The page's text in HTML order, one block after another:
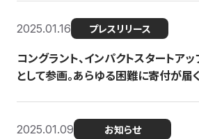
2025.01.16 プレスリリース
コングラント、インパクトスタートア
として参画。あらゆる困難に寄付が届
2025.01.09 お知らせ